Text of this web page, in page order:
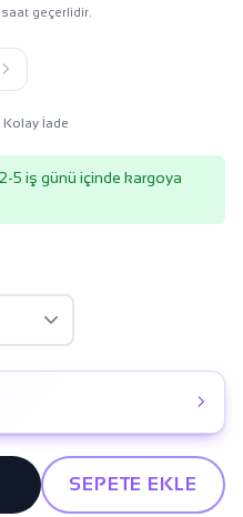
geçerlidir.
Kolay İade
5 iş günü içinde kargoya
SEPETE EKLE